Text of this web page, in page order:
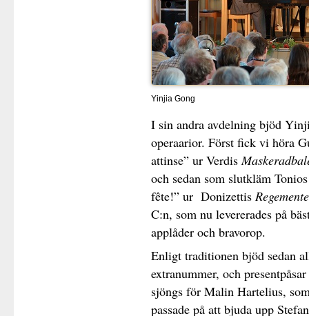
Yinjia Gong
I sin andra avdelning bjöd
operaarior. Först fick vi höra
attinse” ur Verdis
och sedan som slutkläm
fête!” ur Donizettis
C:n, som nu levererades på
applåder och bravorop.
Enligt traditionen bjöd sedan
extranummer, och
sjöngs för Malin Hartelius,
passade på att bjuda upp